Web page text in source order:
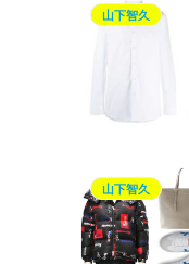
山下智久
山下智久